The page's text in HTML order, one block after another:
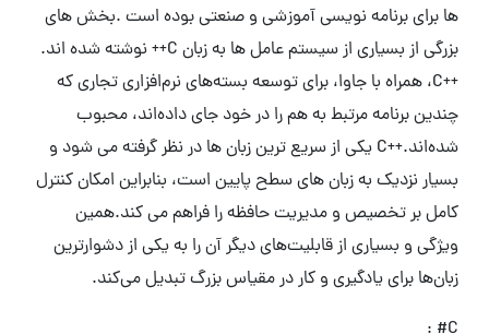
ها برای برنامه نویسی آموزشی و صنعتی بوده است .بخش های
بزرگی از بسیاری از سیستم عامل ها به زبان C++ نوشته شده اند.
++C، همراه با جاوا، برای توسعه بسته‌های نرم‌افزاری تجاری که
چندین برنامه مرتبط به هم را در خود جای داده‌اند، محبوب
شده‌اند.++C یکی از سریع ترین زبان ها در نظر گرفته می شود و
بسیار نزدیک به زبان های سطح پایین است، بنابراین امکان کنترل
کامل بر تخصیص و مدیریت حافظه را فراهم می کند.همین
ویژگی و بسیاری از قابلیت‌های دیگر آن را به یکی از دشوارترین
زبان‌ها برای یادگیری و کار در مقیاس بزرگ تبدیل می‌کند.